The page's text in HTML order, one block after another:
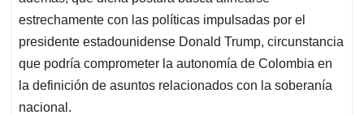
estrechamente con las políticas impulsadas por el
presidente estadounidense Donald Trump, circunstancia
que podría comprometer la autonomía de Colombia en
la definición de asuntos relacionados con la soberanía
nacional.